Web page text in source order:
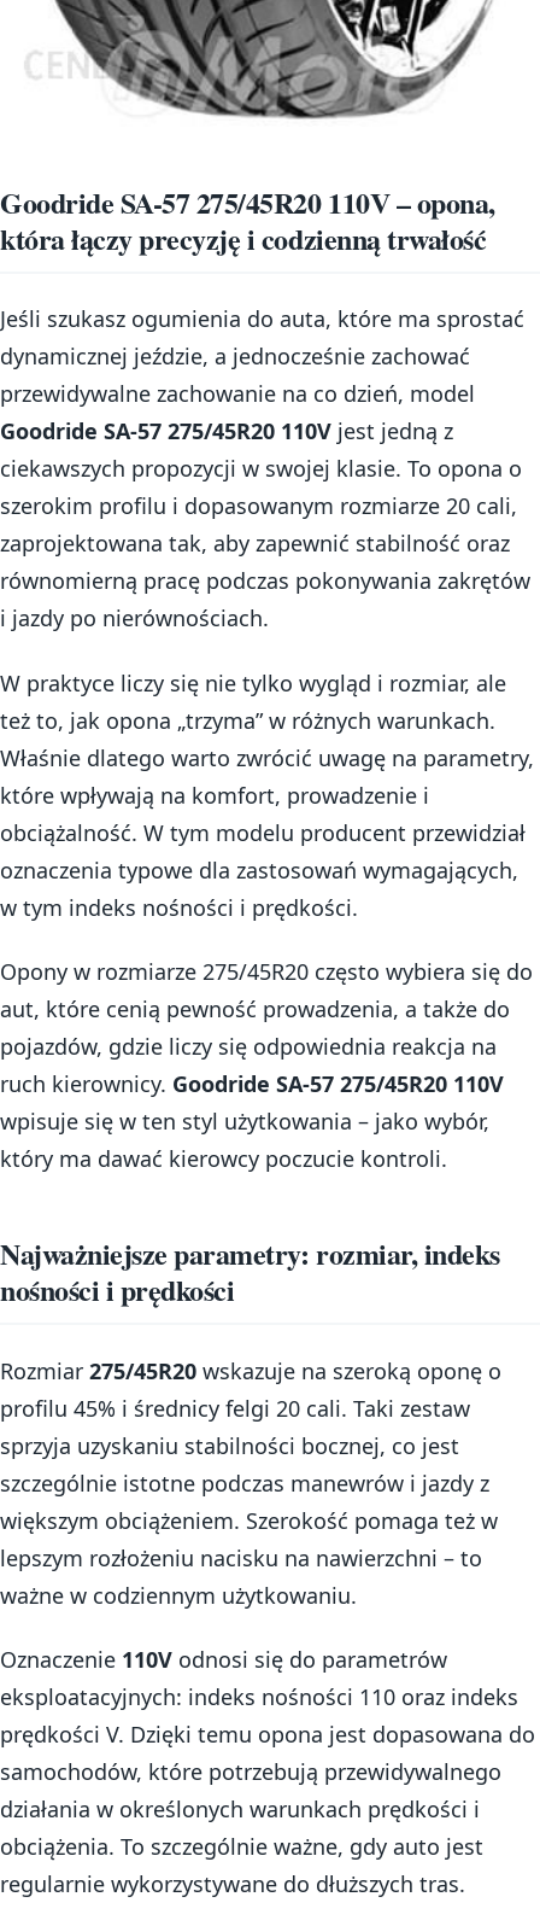
Goodride SA-57 275/45R20 110V – opona,
która łączy precyzję i codzienną trwałość
Jeśli szukasz ogumienia do auta, które ma sprostać
dynamicznej jeździe, a jednocześnie zachować
przewidywalne zachowanie na co dzień, model
Goodride SA-57 275/45R20 110V jest jedną z
ciekawszych propozycji w swojej klasie. To opona o
szerokim profilu i dopasowanym rozmiarze 20 cali,
zaprojektowana tak, aby zapewnić stabilność oraz
równomierną pracę podczas pokonywania zakrętów
i jazdy po nierównościach.
W praktyce liczy się nie tylko wygląd i rozmiar, ale
też to, jak opona „trzyma” w różnych warunkach.
Właśnie dlatego warto zwrócić uwagę na parametry,
które wpływają na komfort, prowadzenie i
obciążalność. W tym modelu producent przewidział
oznaczenia typowe dla zastosowań wymagających,
w tym indeks nośności i prędkości.
Opony w rozmiarze 275/45R20 często wybiera się do
aut, które cenią pewność prowadzenia, a także do
pojazdów, gdzie liczy się odpowiednia reakcja na
ruch kierownicy. Goodride SA-57 275/45R20 110V
wpisuje się w ten styl użytkowania – jako wybór,
który ma dawać kierowcy poczucie kontroli.
Najważniejsze parametry: rozmiar, indeks
nośności i prędkości
Rozmiar 275/45R20 wskazuje na szeroką oponę o
profilu 45% i średnicy felgi 20 cali. Taki zestaw
sprzyja uzyskaniu stabilności bocznej, co jest
szczególnie istotne podczas manewrów i jazdy z
większym obciążeniem. Szerokość pomaga też w
lepszym rozłożeniu nacisku na nawierzchni – to
ważne w codziennym użytkowaniu.
Oznaczenie 110V odnosi się do parametrów
eksploatacyjnych: indeks nośności 110 oraz indeks
prędkości V. Dzięki temu opona jest dopasowana do
samochodów, które potrzebują przewidywalnego
działania w określonych warunkach prędkości i
obciążenia. To szczególnie ważne, gdy auto jest
regularnie wykorzystywane do dłuższych tras.